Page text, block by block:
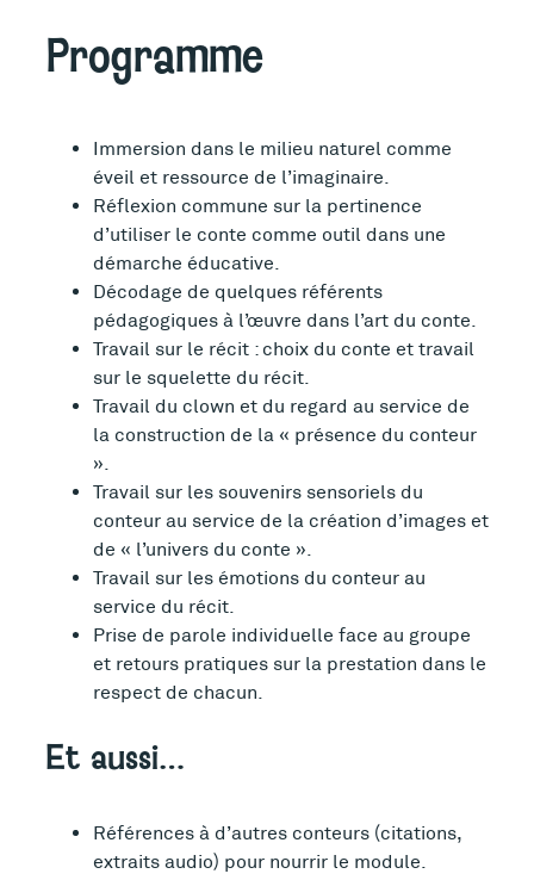
Programme
Immersion dans le milieu naturel comme
éveil et ressource de l’imaginaire.
Réflexion commune sur la pertinence
d’utiliser le conte comme outil dans une
démarche éducative.
Décodage de quelques référents
pédagogiques à l’œuvre dans l’art du conte.
Travail sur le récit : choix du conte et travail
sur le squelette du récit.
Travail du clown et du regard au service de
la construction de la « présence du conteur
».
Travail sur les souvenirs sensoriels du
conteur au service de la création d’images et
de « l’univers du conte ».
Travail sur les émotions du conteur au
service du récit.
Prise de parole individuelle face au groupe
et retours pratiques sur la prestation dans le
respect de chacun.
Et aussi…
Références à d’autres conteurs (citations,
extraits audio) pour nourrir le module.